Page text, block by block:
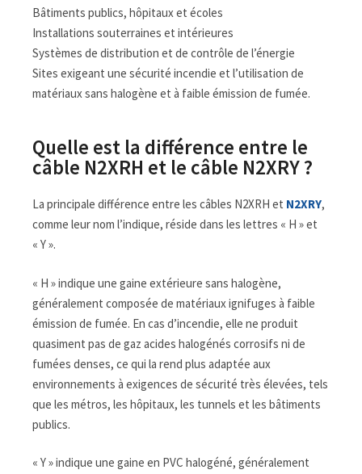
Bâtiments publics, hôpitaux et écoles
Installations souterraines et intérieures
Systèmes de distribution et de contrôle de l’énergie
Sites exigeant une sécurité incendie et l’utilisation de
matériaux sans halogène et à faible émission de fumée.
Quelle est la différence entre le
câble N2XRH et le câble N2XRY ?
La principale différence entre les câbles N2XRH et N2XRY,
comme leur nom l’indique, réside dans les lettres « H » et
« Y ».
« H » indique une gaine extérieure sans halogène,
généralement composée de matériaux ignifuges à faible
émission de fumée. En cas d’incendie, elle ne produit
quasiment pas de gaz acides halogénés corrosifs ni de
fumées denses, ce qui la rend plus adaptée aux
environnements à exigences de sécurité très élevées, tels
que les métros, les hôpitaux, les tunnels et les bâtiments
publics.
« Y » indique une gaine en PVC halogéné, généralement